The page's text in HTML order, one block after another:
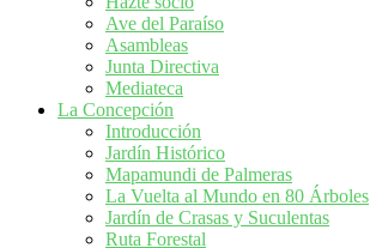
Ave del Paraíso
Asambleas
Junta Directiva
Mediateca
La Concepción
Introducción
Jardín Histórico
Mapamundi de Palmeras
La Vuelta al Mundo en 80 Árboles
Jardín de Crasas y Suculentas
Ruta Forestal